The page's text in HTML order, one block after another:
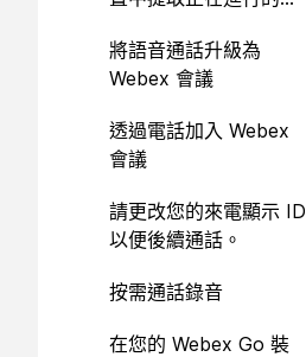
將語音通話升級為
Webex 會議
透過電話加入 Webex
會議
請更改您的來電顯示 ID
以便後續通話。
按需通話錄音
在您的 Webex Go 裝